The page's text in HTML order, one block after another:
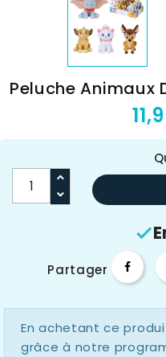
Peluche Animaux

Partager
En achetant ce
grâce à notre